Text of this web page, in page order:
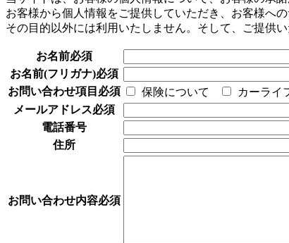
お客様から個人情報をご提供していただき、お客様へ
その目的以外には利用いたしません。そして、ご提供
お名前必須
お名前(フリガナ)必須
お問い合わせ項目 必須 保険について カーライ
メールアドレス必須
電話番号
住所
お問い合わせ内容必須